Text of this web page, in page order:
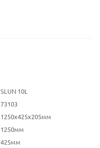
SLUN 10L
73103
1250x425x205мм
1250мм
425мм